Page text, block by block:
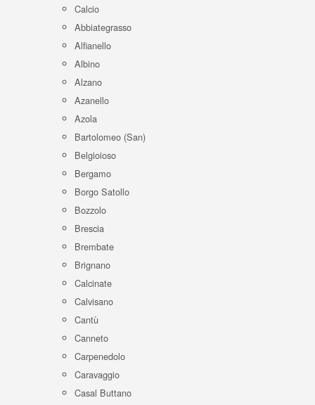
Calcio
Abbiategrasso
Alfianello
Albino
Alzano
Azanello
Azola
Bartolomeo (San)
Belgioioso
Bergamo
Borgo Satollo
Bozzolo
Brescia
Brembate
Brignano
Calcinate
Calvisano
Cantù
Canneto
Carpenedolo
Caravaggio
Casal Buttano